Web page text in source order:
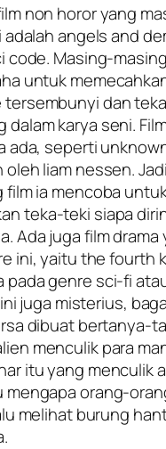
non horor yang
angels and
code. Masing-
untuk
dan
dalam karya seni.
ada, seperti
oleh liam nessen. Jadi
film ia mencoba
teka-teki siapa
Ada juga film drama
ini, yaitu the fourth
pada genre sci-fi
juga misterius,
dibuat bertanya-
menculik para
itu yang menculik
mengapa orang-
melihat burung